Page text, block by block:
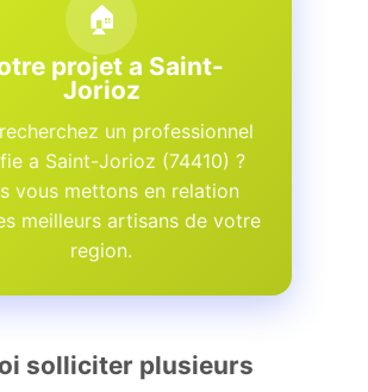
🏠
projet a Saint-
Jorioz
un professionnel
a Saint-Jorioz (74410) ?
vous mettons en relation
meilleurs artisans de votre
region.
solliciter plusieurs